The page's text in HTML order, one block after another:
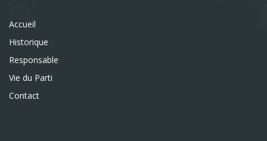
Accueil
Historique
Responsable
Vie du Parti
Contact